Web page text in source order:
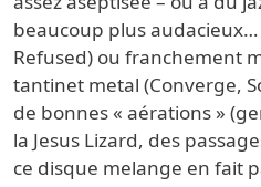
beaucoup plus
Refused) ou franchement
tantinet metal (Converge,
de bonnes « aérations »
la Jesus Lizard, des
ce disque melange en fait